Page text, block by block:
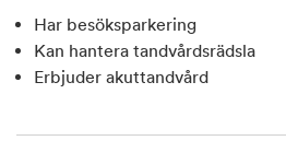
Har besöksparkering
Kan hantera tandvårdsrädsla
Erbjuder akuttandvård